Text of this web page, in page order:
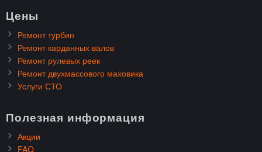
Цены
Ремонт турбин
Ремонт карданных валов
Ремонт рулевых реек
Ремонт двухмассового маховика
Услуги СТО
Полезная информация
Акции
FAQ